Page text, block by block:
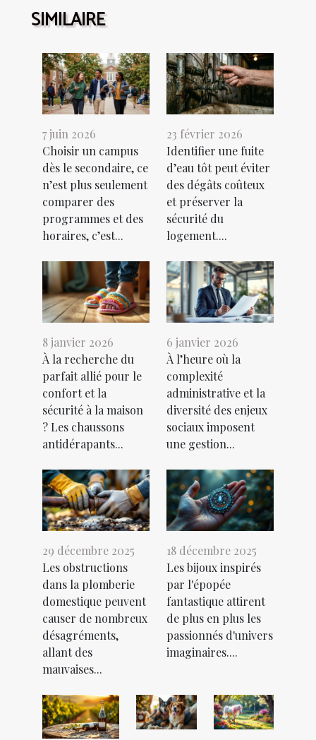
SIMILAIRE
7 juin 2026
Choisir un campus
dès le secondaire, ce
n’est plus seulement
comparer des
programmes et des
horaires, c’est...
23 février 2026
Identifier une fuite
d’eau tôt peut éviter
des dégâts coûteux
et préserver la
sécurité du
logement....
8 janvier 2026
À la recherche du
parfait allié pour le
confort et la
sécurité à la maison
? Les chaussons
antidérapants...
6 janvier 2026
À l’heure où la
complexité
administrative et la
diversité des enjeux
sociaux imposent
une gestion...
29 décembre 2025
Les obstructions
dans la plomberie
domestique peuvent
causer de nombreux
désagréments,
allant des
mauvaises...
18 décembre 2025
Les bijoux inspirés
par l'épopée
fantastique attirent
de plus en plus les
passionnés d'univers
imaginaires....